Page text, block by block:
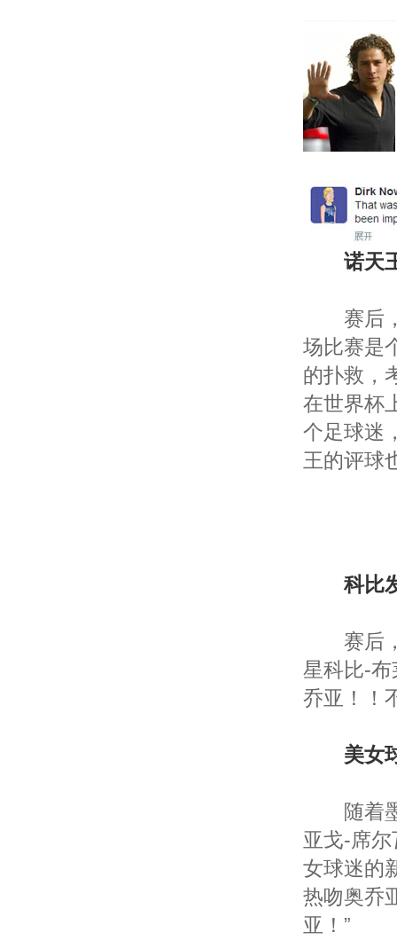
诺天
赛后，
场比赛是
的扑救，
在世界杯
个足球迷
王的评球
科比
赛后，
星科比-布
乔亚！！
美女
随着墨
亚戈-席
女球迷的
热吻奥乔
亚！”